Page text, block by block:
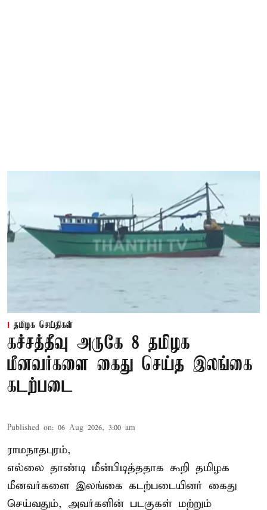
தமிழக செய்திகள்
கச்சத்தீவு அருகே 8 தமிழக
மீனவர்களை கைது செய்த இலங்கை
கடற்படை
Published on: 06 Aug 2026, 3:00 am
ராமநாதபுரம்,
எல்லை தாண்டி மீன்பிடித்ததாக கூறி தமிழக
மீனவர்களை இலங்கை கடற்படையினர் கைது
செய்வதும், அவர்களின் படகுகள் மற்றும்